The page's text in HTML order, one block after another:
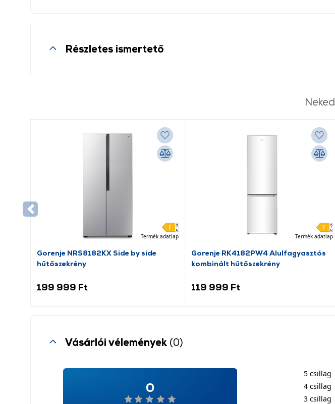
Részletes ismertető
Termék adatlap
Gorenje NRS8182KX Side by side
hűtőszekrény
199 999 Ft
Termék adatlap
Gorenje RK4182PW4 Alulfagyasztós
kombinált hűtőszekrény
119 999 Ft
Vásárlói vélemények (0)
0
5 csillag
4 csillag
3 csillag